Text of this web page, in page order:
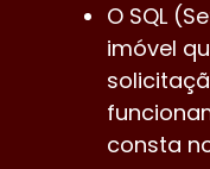
O SQL
imóvel
consta